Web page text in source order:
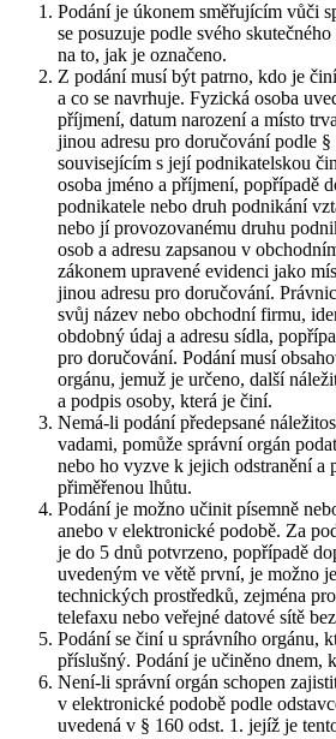
Podání je úkonem směřujícím vůči
se posuzuje podle svého
na to, jak je označeno.
Z podání musí být patrno, kdo je
a co se navrhuje. Fyzická osoba
příjmení, datum narození a místo
jinou adresu pro doručování podle
souvisejícím s její podnikatelskou
osoba jméno a příjmení, popřípadě
podnikatele nebo druh podnikání
nebo jí provozovanému druhu
osob a adresu zapsanou v
zákonem upravené evidenci jako
jinou adresu pro doručování.
svůj název nebo obchodní firmu,
obdobný údaj a adresu sídla,
pro doručování. Podání musí
orgánu, jemuž je určeno, další
a podpis osoby, která je činí.
Nemá-li podání předepsané
vadami, pomůže správní orgán
nebo ho vyzve k jejich odstranění a
přiměřenou lhůtu.
Podání je možno učinit písemně
anebo v elektronické podobě. Za
je do 5 dnů potvrzeno, popřípadě
uvedeným ve větě první, je možno
technických prostředků, zejména
telefaxu nebo veřejné datové sítě
Podání se činí u správního orgánu,
příslušný. Podání je učiněno dnem,
Není-li správní orgán schopen
v elektronické podobě podle
uvedená v § 160 odst. 1. jejíž je